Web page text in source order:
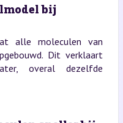
bij
alle moleculen van
Dit verklaart
overal dezelfde